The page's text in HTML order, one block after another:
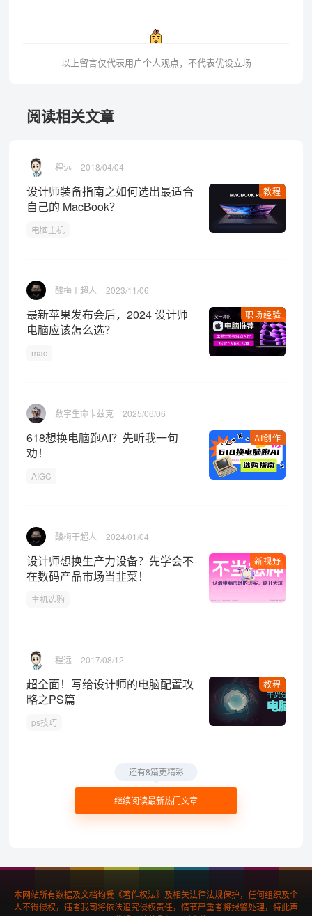
以上留言仅代表用户个人观点，不代表优设立场
阅读相关文章
程远 2018/04/04
教程
设计师装备指南之如何选出最适合
自己的 MacBook？
电脑主机
酸梅干超人 2023/11/06
职场经验
最新苹果发布会后，2024 设计师
电脑应该怎么选？
mac
数字生命卡兹克 2025/06/06
AI创作
618想换电脑跑AI？先听我一句
劝！
AIGC
酸梅干超人 2024/01/04
新视野
设计师想换生产力设备？先学会不
在数码产品市场当韭菜！
主机选购
程远 2017/08/12
教程
超全面！写给设计师的电脑配置攻
略之PS篇
ps技巧
继续阅读最新热门文章
还有8篇更精彩
本网站所有数据及文档均受《著作权法》及相关法律法规保护，任何组织及个
人不得侵权，违者我司将依法追究侵权责任，情节严重者将报警处理，特此声